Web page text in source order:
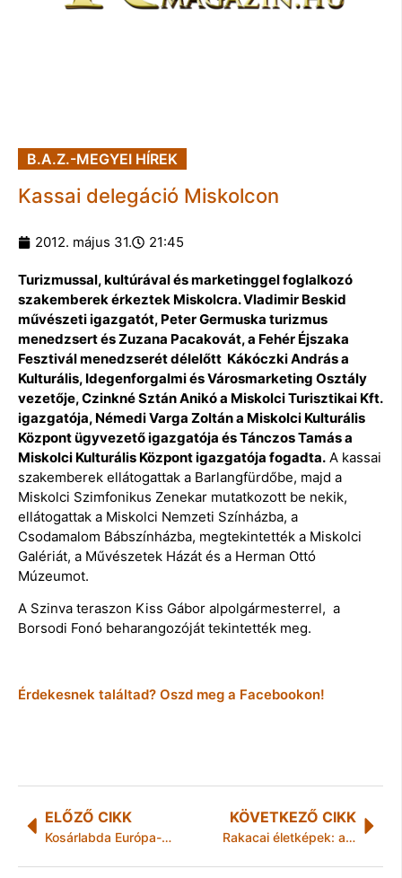
B.A.Z.-MEGYEI HÍREK
Kassai delegáció Miskolcon
2012. május 31. 21:45
Turizmussal, kultúrával és marketinggel foglalkozó
szakemberek érkeztek Miskolcra. Vladimir Beskid
művészeti igazgatót, Peter Germuska turizmus
menedzsert és Zuzana Pacakovát, a Fehér Éjszaka
Fesztivál menedzserét délelőtt Kákóczki András a
Kulturális, Idegenforgalmi és Városmarketing Osztály
vezetője, Czinkné Sztán Anikó a Miskolci Turisztikai Kft.
igazgatója, Némedi Varga Zoltán a Miskolci Kulturális
Központ ügyvezető igazgatója és Tánczos Tamás a
Miskolci Kulturális Központ igazgatója fogadta. A kassai
szakemberek ellátogattak a Barlangfürdőbe, majd a
Miskolci Szimfonikus Zenekar mutatkozott be nekik,
ellátogattak a Miskolci Nemzeti Színházba, a
Csodamalom Bábszínházba, megtekintették a Miskolci
Galériát, a Művészetek Házát és a Herman Ottó
Múzeumot.
A Szinva teraszon Kiss Gábor alpolgármesterrel, a
Borsodi Fonó beharangozóját tekintették meg.
Érdekesnek találtad? Oszd meg a Facebookon!
ELŐZŐ CIKK
Kosárlabda Európa-bajnokság Miskolcon
KÖVETKEZŐ CIKK
Rakacai életképek: add be a csődöt!